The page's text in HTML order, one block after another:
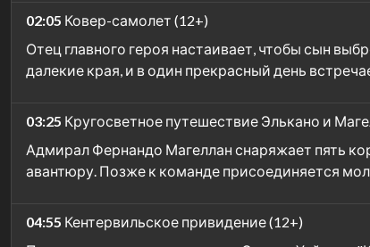
02:05 Ковер-самолет (12+)
Отец главного героя настаивает, чтобы сын
далекие края, и в один прекрасный день
03:25 Кругосветное путешествие Элькано и
Адмирал Фернандо Магеллан снаряжает пять
авантюру. Позже к команде присоединяется
04:55 Кентервильское привидение (12+)